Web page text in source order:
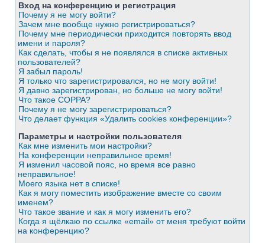
Вход на конференцию и регистрация
Почему я не могу войти?
Зачем мне вообще нужно регистрироваться?
Почему мне периодически приходится повторять ввод
имени и пароля?
Как сделать, чтобы я не появлялся в списке активных
пользователей?
Я забыл пароль!
Я только что зарегистрировался, но не могу войти!
Я давно зарегистрирован, но больше не могу войти!
Что такое COPPA?
Почему я не могу зарегистрироваться?
Что делает функция «Удалить cookies конференции»?
Параметры и настройки пользователя
Как мне изменить мои настройки?
На конференции неправильное время!
Я изменил часовой пояс, но время все равно
неправильное!
Моего языка нет в списке!
Как я могу поместить изображение вместе со своим
именем?
Что такое звание и как я могу изменить его?
Когда я щёлкаю по ссылке «email» от меня требуют войти
на конференцию?